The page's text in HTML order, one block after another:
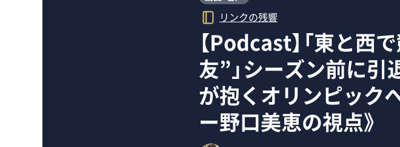
リンクの残響
【Podcast】「東と
友”」シーズン前に
が抱くオリンピック
ー野口美恵の視点》